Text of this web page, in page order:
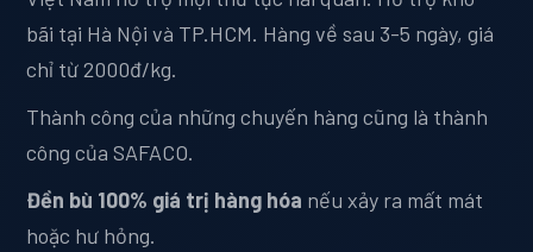
bãi tại Hà Nội và TP.HCM. Hàng về sau 3-5 ngày, giá
chỉ từ 2000đ/kg.
Thành công của những chuyến hàng cũng là thành
công của SAFACO.
Đền bù 100% giá trị hàng hóa nếu xảy ra mất mát
hoặc hư hỏng.